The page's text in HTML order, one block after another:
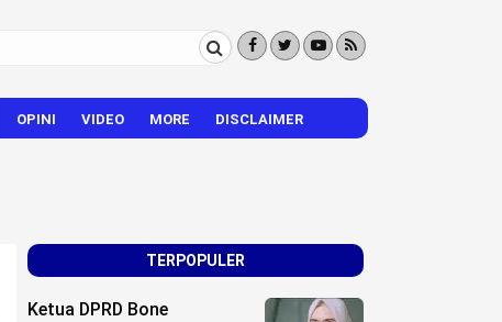
OPINI VIDEO MORE DISCLAIMER
TERPOPULER
Ketua DPRD Bone